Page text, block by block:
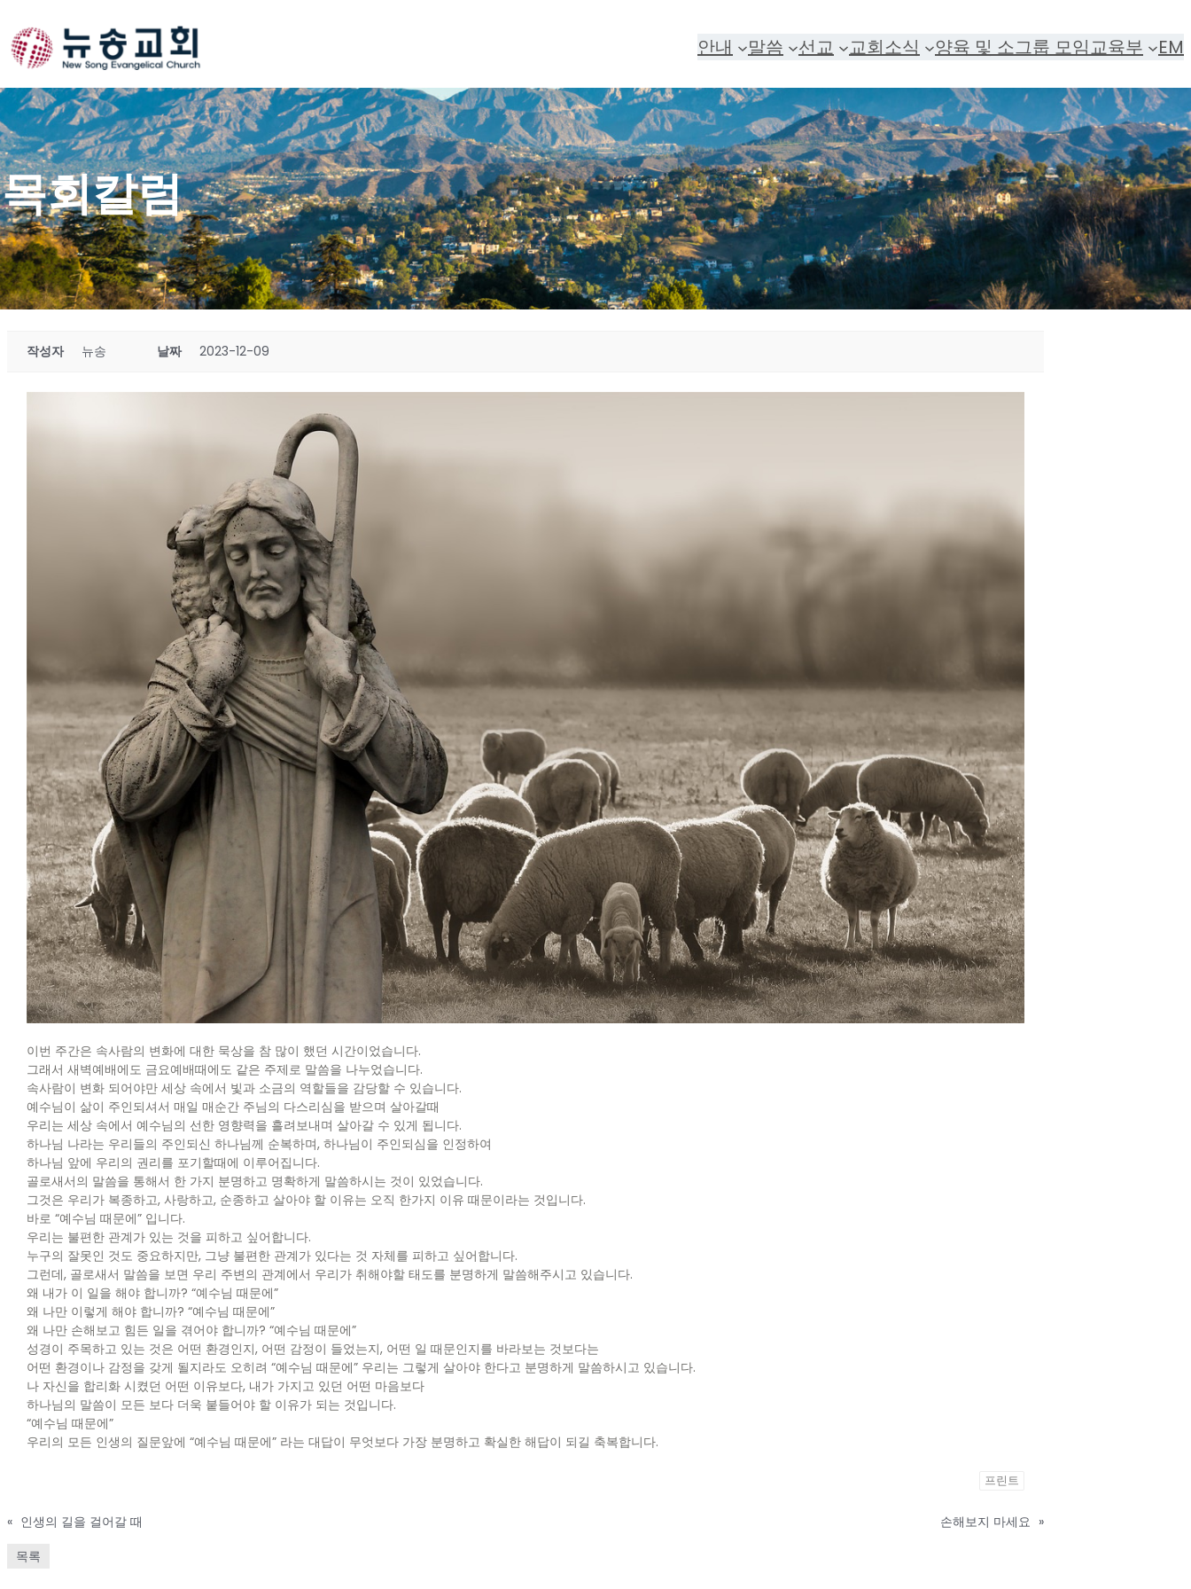
to
content
안내 말씀 선교 교회소식 양육 및 소그룹 모임교육부 EM
목회칼럼
작성자 뉴송 날짜 2023-12-09
이번 주간은 속사람의 변화에 대한 묵상을 참 많이 했던 시간이었습니다.
그래서 새벽예배에도 금요예배때에도 같은 주제로 말씀을 나누었습니다.
속사람이 변화 되어야만 세상 속에서 빛과 소금의 역할들을 감당할 수 있습니다.
예수님이 삶이 주인되셔서 매일 매순간 주님의 다스리심을 받으며 살아갈때
우리는 세상 속에서 예수님의 선한 영향력을 흘려보내며 살아갈 수 있게 됩니다.
하나님 나라는 우리들의 주인되신 하나님께 순복하며, 하나님이 주인되심을 인정하여
하나님 앞에 우리의 권리를 포기할때에 이루어집니다.
골로새서의 말씀을 통해서 한 가지 분명하고 명확하게 말씀하시는 것이 있었습니다.
그것은 우리가 복종하고, 사랑하고, 순종하고 살아야 할 이유는 오직 한가지 이유 때문이라는 것입니다.
바로 “예수님 때문에” 입니다.
우리는 불편한 관계가 있는 것을 피하고 싶어합니다.
누구의 잘못인 것도 중요하지만, 그냥 불편한 관계가 있다는 것 자체를 피하고 싶어합니다.
그런데, 골로새서 말씀을 보면 우리 주변의 관계에서 우리가 취해야할 태도를 분명하게 말씀해주시고 있습니다.
왜 내가 이 일을 해야 합니까? “예수님 때문에”
왜 나만 이렇게 해야 합니까? “예수님 때문에”
왜 나만 손해보고 힘든 일을 겪어야 합니까? “예수님 때문에”
성경이 주목하고 있는 것은 어떤 환경인지, 어떤 감정이 들었는지, 어떤 일 때문인지를 바라보는 것보다는
어떤 환경이나 감정을 갖게 될지라도 오히려 “예수님 때문에” 우리는 그렇게 살아야 한다고 분명하게 말씀하시고 있습니다.
나 자신을 합리화 시켰던 어떤 이유보다, 내가 가지고 있던 어떤 마음보다
하나님의 말씀이 모든 보다 더욱 붙들어야 할 이유가 되는 것입니다.
“예수님 때문에”
우리의 모든 인생의 질문앞에 “예수님 때문에” 라는 대답이 무엇보다 가장 분명하고 확실한 해답이 되길 축복합니다.
프린트
« 인생의 길을 걸어갈 때 손해보지 마세요 »
목록